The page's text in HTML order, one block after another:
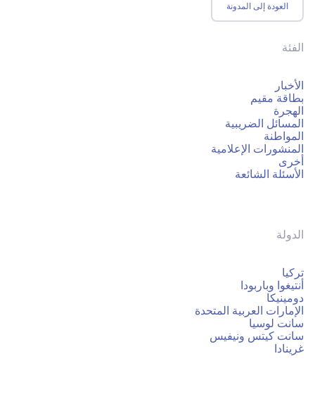
العودة إلى المدونة
الفئة
الأخبار
بطاقة مقيم
الهجرة
المسائل الضريبية
المواطنة
المنشورات الإعلامية
أخرى
الأسئلة الشائعة
الدولة
تركيا
أنتيغوا وباربودا
دومينيكا
الإمارات العربية المتحدة
سانت لوسيا
سانت كيتس ونيفيس
غرينادا